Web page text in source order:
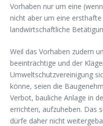
Vorhaben nur um eine
nicht aber um eine
landwirtschaftliche
Weil das Vorhaben zudem
beeinträchtige und der
Umweltschutzvereinigung
könne, seien die
Verbot, bauliche Anlage in
errichten, aufzuheben. Das
dürfe daher nicht